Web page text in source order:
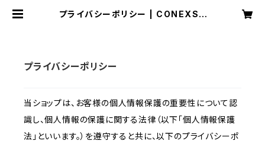
プライバシーポリシー | CONEXSO
プライバシーポリシー
当ショップは、お客様の個人情報保護の重要性について認
識し、個人情報の保護に関する法律（以下「個人情報保護
法」といいます。）を遵守すると共に、以下のプライバシーポ